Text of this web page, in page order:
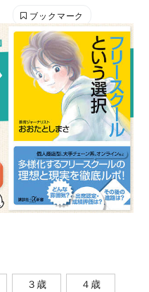
ブックマーク
３歳
４歳